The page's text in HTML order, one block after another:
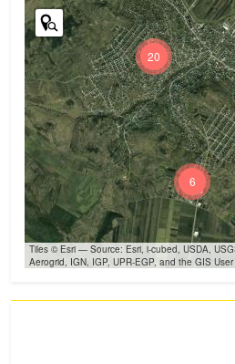
20
6
Tiles © Esri — Source: Esri, i-cubed, USDA,
Aerogrid, IGN, IGP, UPR-EGP, and the GIS